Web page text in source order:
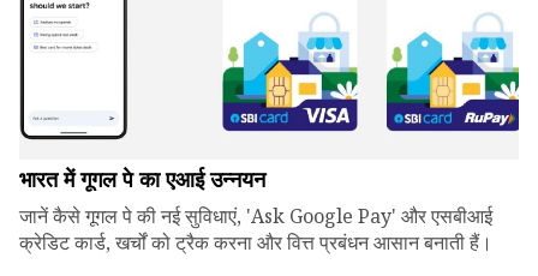
भारत में गूगल पे का एआई उन्नयन
जानें कैसे गूगल पे की नई सुविधाएं, 'Ask Google Pay' और एसबीआई
क्रेडिट कार्ड, खर्चों को ट्रैक करना और वित्त प्रबंधन आसान बनाती हैं।